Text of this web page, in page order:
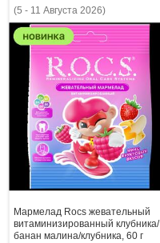
(5 - 11 Августа 2026)
Мармелад Rocs жевательный
витаминизированный клубника/
банан малина/клубника, 60 г